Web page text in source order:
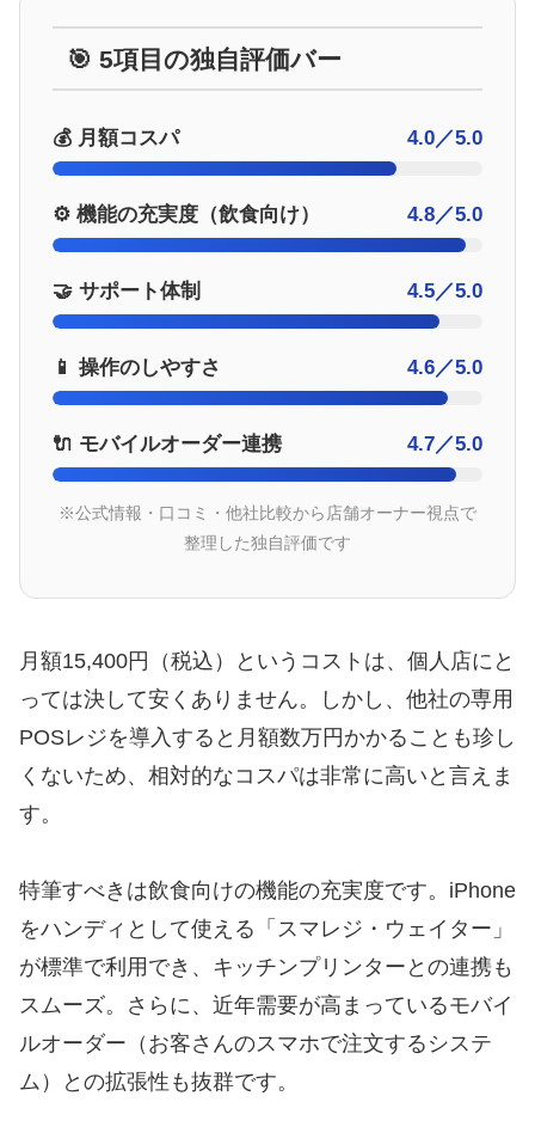
🎯 5項目の独自評価バー
💰 月額コスパ 4.0／5.0
⚙️ 機能の充実度（飲食向け） 4.8／5.0
🤝 サポート体制 4.5／5.0
📱 操作のしやすさ 4.6／5.0
🔌 モバイルオーダー連携 4.7／5.0
※公式情報・口コミ・他社比較から店舗オーナー視点で
整理した独自評価です
月額15,400円（税込）というコストは、個人店にと
っては決して安くありません。しかし、他社の専用
POSレジを導入すると月額数万円かかることも珍し
くないため、相対的なコスパは非常に高いと言えま
す。
特筆すべきは飲食向けの機能の充実度です。iPhone
をハンディとして使える「スマレジ・ウェイター」
が標準で利用でき、キッチンプリンターとの連携も
スムーズ。さらに、近年需要が高まっているモバイ
ルオーダー（お客さんのスマホで注文するシステ
ム）との拡張性も抜群です。